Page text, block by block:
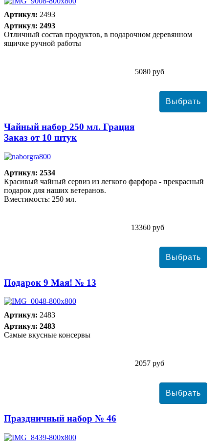
Артикул: 2493
Артикул: 2493
Отличный состав продуктов, в подарочном деревянном
ящичке ручной работы
5080 руб
Чайный набор 250 мл. Грация
Заказ от 10 штук
Артикул: 2534
Красивый чайный сервиз из легкого фарфора - прекрасный
подарок для наших ветеранов.
Вместимость: 250 мл.
13360 руб
Подарок 9 Мая! № 13
Артикул: 2483
Артикул: 2483
Самые вкусные консервы
2057 руб
Праздничный набор № 46